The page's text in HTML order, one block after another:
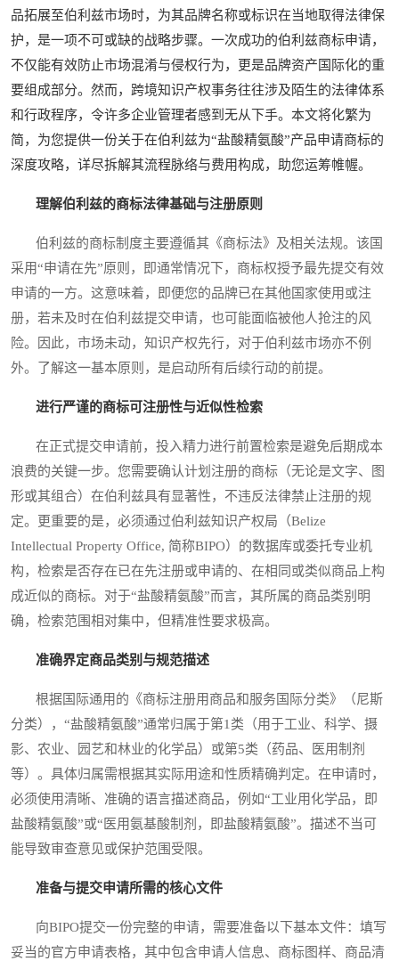
品拓展至伯利兹市场时，为其品牌名称或标识在当地取得法律保
护，是一项不可或缺的战略步骤。一次成功的伯利兹商标申请，
不仅能有效防止市场混淆与侵权行为，更是品牌资产国际化的重
要组成部分。然而，跨境知识产权事务往往涉及陌生的法律体系
和行政程序，令许多企业管理者感到无从下手。本文将化繁为
简，为您提供一份关于在伯利兹为“盐酸精氨酸”产品申请商标的
深度攻略，详尽拆解其流程脉络与费用构成，助您运筹帷幄。
理解伯利兹的商标法律基础与注册原则
伯利兹的商标制度主要遵循其《商标法》及相关法规。该国
采用“申请在先”原则，即通常情况下，商标权授予最先提交有效
申请的一方。这意味着，即便您的品牌已在其他国家使用或注
册，若未及时在伯利兹提交申请，也可能面临被他人抢注的风
险。因此，市场未动，知识产权先行，对于伯利兹市场亦不例
外。了解这一基本原则，是启动所有后续行动的前提。
进行严谨的商标可注册性与近似性检索
在正式提交申请前，投入精力进行前置检索是避免后期成本
浪费的关键一步。您需要确认计划注册的商标（无论是文字、图
形或其组合）在伯利兹具有显著性，不违反法律禁止注册的规
定。更重要的是，必须通过伯利兹知识产权局（Belize
Intellectual Property Office, 简称BIPO）的数据库或委托专业机
构，检索是否存在已在先注册或申请的、在相同或类似商品上构
成近似的商标。对于“盐酸精氨酸”而言，其所属的商品类别明
确，检索范围相对集中，但精准性要求极高。
准确界定商品类别与规范描述
根据国际通用的《商标注册用商品和服务国际分类》（尼斯
分类），“盐酸精氨酸”通常归属于第1类（用于工业、科学、摄
影、农业、园艺和林业的化学品）或第5类（药品、医用制剂
等）。具体归属需根据其实际用途和性质精确判定。在申请时，
必须使用清晰、准确的语言描述商品，例如“工业用化学品，即
盐酸精氨酸”或“医用氨基酸制剂，即盐酸精氨酸”。描述不当可
能导致审查意见或保护范围受限。
准备与提交申请所需的核心文件
向BIPO提交一份完整的申请，需要准备以下基本文件：填写
妥当的官方申请表格，其中包含申请人信息、商标图样、商品清